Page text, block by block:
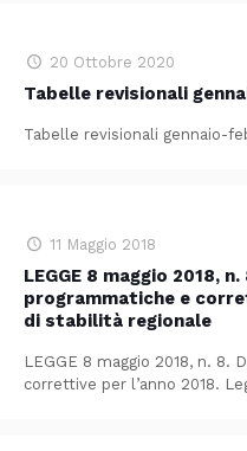
20 Ottobre 2020
Tabelle revisionali
Tabelle revisionali gennaio-
11 Maggio 2018
LEGGE 8 maggio 2018,
programmatiche e
di stabilità regionale
LEGGE 8 maggio 2018, n. 8.
correttive per l’anno 2018.